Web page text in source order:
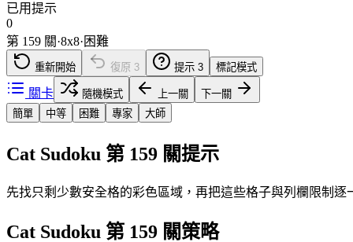
已用提示
0
第 159 關·8x8· 困難
重新開始 復原 3 提示 3 標記模式
關卡 隨機模式 上一關
下一關
簡單
中等 困難 專家 大師
Cat Sudoku 第 159 關提示
先找只剩少數安全格的彩色區域，再把這些格子與列欄限制逐
Cat Sudoku 第 159 關策略